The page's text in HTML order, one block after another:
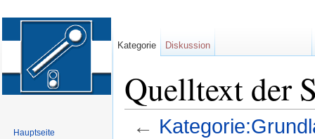
Quelltext der
←
Kategorie Diskussion
Hauptseite